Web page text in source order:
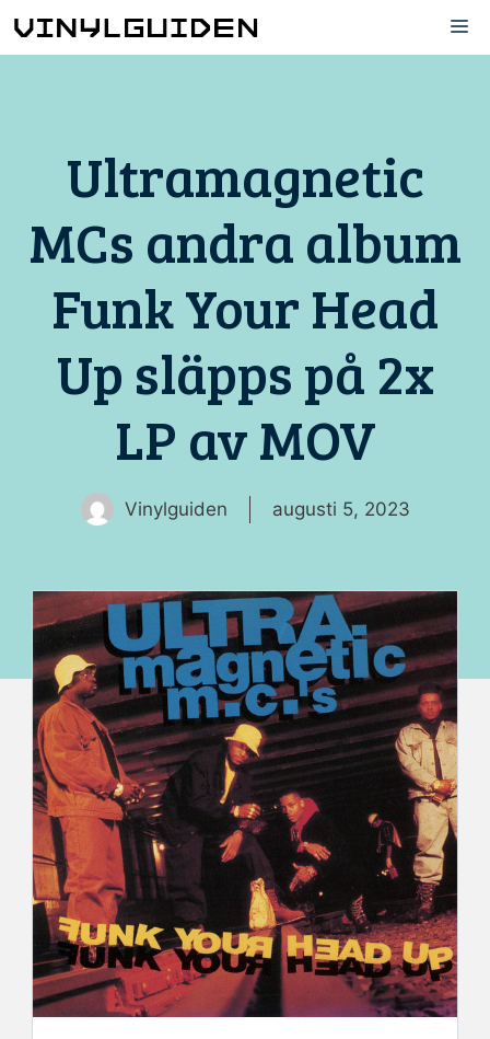
till
Ultramagnetic
MCs andra album
Funk Your Head
Up släpps på 2x
LP av MOV
Vinylguiden augusti 5, 2023